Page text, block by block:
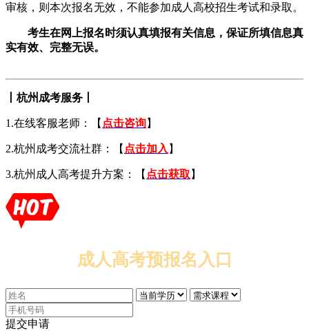
审核，则本次报名无效，不能参加成人高校招生考试和录取。
考生在网上报名时须认真填报有关信息，保证所填信息真
实有效、完整无误。
丨杭州成考服务丨
1.在线客服老师：【 点击咨询】
2.杭州成考交流社群：【 点击加入 】
3.杭州成人高考提升方案：【 点击获取 】
成人高考预报名入口
提交申请